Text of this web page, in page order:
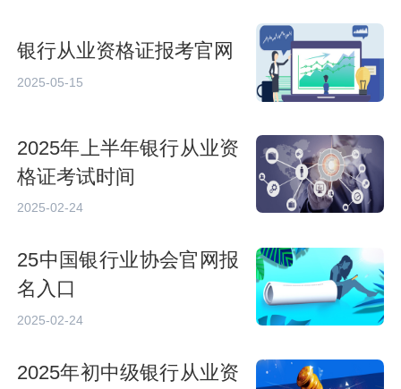
银行从业资格证报考官网
2025-05-15
2025年上半年银行从业资
格证考试时间
2025-02-24
25中国银行业协会官网报
名入口
2025-02-24
2025年初中级银行从业资